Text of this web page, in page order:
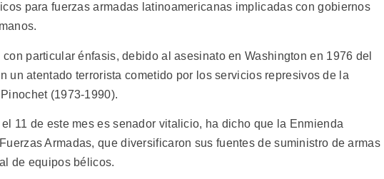
para fuerzas armadas latinoamericanas implicadas con gobiernos
particular énfasis, debido al asesinato en Washington en 1976 del
un atentado terrorista cometido por los servicios represivos de la
(1973-1990).
11 de este mes es senador vitalicio, ha dicho que la Enmienda
Armadas, que diversificaron sus fuentes de suministro de armas
de equipos bélicos.